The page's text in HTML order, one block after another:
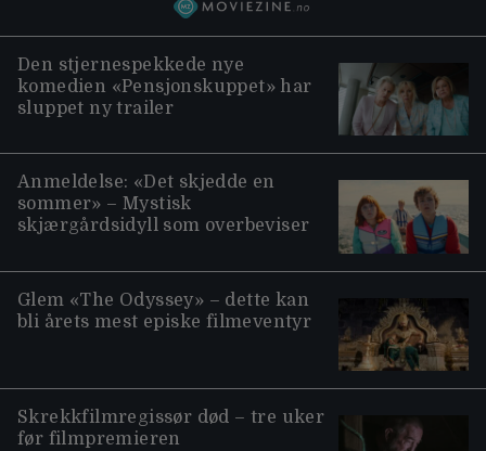
Den stjernespekkede nye
komedien «Pensjonskuppet» har
sluppet ny trailer
Anmeldelse: «Det skjedde en
sommer» – Mystisk
skjærgårdsidyll som overbeviser
Glem «The Odyssey» – dette kan
bli årets mest episke filmeventyr
Skrekkfilmregissør død – tre uker
før filmpremieren